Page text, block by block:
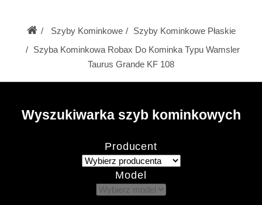
Szyby Kominkowe
Szyby Kominkowe Płaskie
Szyba Kominkowa Robax Do Kominka Typu Wamsler
Taurus Grande KF 108
Wyszukiwarka szyb kominkowych
Producent
Model